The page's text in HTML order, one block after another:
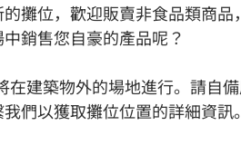
攤位，歡迎販賣非食品類商
銷售您自豪的產品呢？
在建築物外的場地進行。請自
們以獲取攤位位置的詳細資訊。